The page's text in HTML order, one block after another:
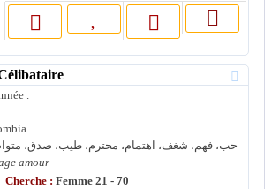
.
حب، فهم، شغف، اهتمام، محترم، طيب، صدق،
amour
Cherche : Femme 21 - 70